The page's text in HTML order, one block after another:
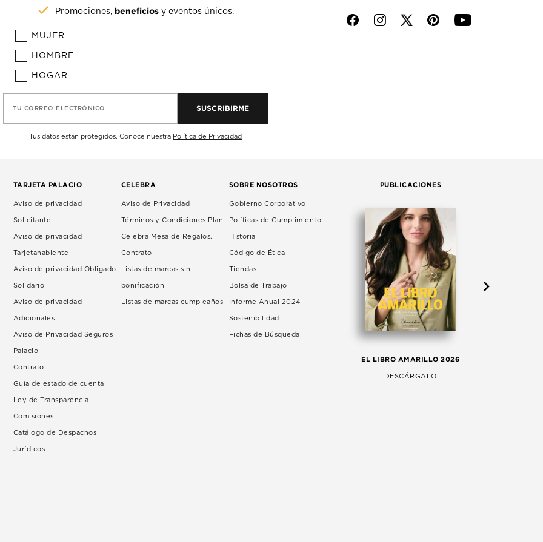
Promociones, beneficios y eventos únicos.
MUJER
HOMBRE
HOGAR
TU CORREO ELECTRÓNICO SUSCRIBIRME
Tus datos están protegidos. Conoce nuestra Política de Privacidad
f i p y
TARJETA PALACIO
Aviso de privacidad
Solicitante
Aviso de privacidad
Tarjetahabiente
Aviso de privacidad Obligado
Solidario
Aviso de privacidad
Adicionales
Aviso de Privacidad Seguros
Palacio
Contrato
Guía de estado de cuenta
Ley de Transparencia
Comisiones
Catálogo de Despachos
Jurídicos
CELEBRA
Aviso de Privacidad
Términos y Condiciones Plan
Celebra Mesa de Regalos.
Contrato
Listas de marcas sin
bonificación
Listas de marcas cumpleaños
SOBRE NOSOTROS
Gobierno Corporativo
Políticas de Cumplimiento
Historia
Código de Ética
Tiendas
Bolsa de Trabajo
Informe Anual 2024
Sostenibilidad
Fichas de Búsqueda
PUBLICACIONES
EL LIBRO AMARILLO 2026
DESCÁRGALO